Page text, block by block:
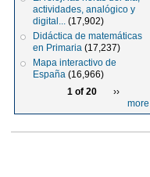
actividades, analógico y
digital...
(17,902)
Didáctica de matemáticas
en Primaria (17,237)
Mapa interactivo de
España (16,966)
1 of 20
››
more